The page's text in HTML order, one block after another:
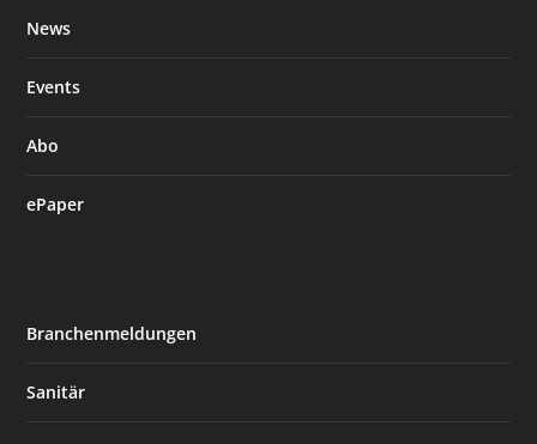
News
Events
Abo
ePaper
Branchenmeldungen
Sanitär